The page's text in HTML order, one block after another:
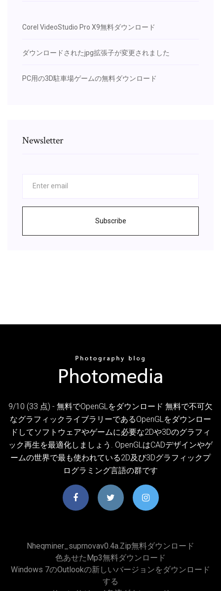
Corel VideoStudio Pro X9無料ダウンロード
ダウンロードされたjpg拡張子が変更されました
PC用の3D駐車場ゲームの無料ダウンロード
Newsletter
Subscribe
9/10 (33 点) - 無料でOpenGLをダウンロード 無料で不可欠
なグラフィックライブラリーであるOpenGLをダウンロー
ドしてソフトウェアやゲームに必要な2Dや3Dのグラフィ
ック再生を最適化しましょう. OpenGLはCADデザインやゲ
ームの世界で最も使われている2D及び3Dグラフィックプ
ログラミング言語の群です
Nheqminer_suprnovav0.4a.zip無料ダウンロード
色あせたmp3無料ダウンロード
Windows 7のOutlookの新しいバージョンをダウンロード
する